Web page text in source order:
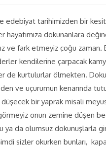
edebiyat tarihimizden bir kesit
hayatımıza dokunanlara
ve fark etmeyiz çoğu zaman.
kendilerine çarpacak
de kurtulurlar ölmekten.
ve uçurumun kenarında
bir yaprak misali
onun zemine düşen
ya da olumsuz dokunuşlarla
sizler okurken bunları,